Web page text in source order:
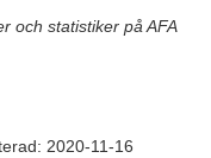
och statistiker på AFA
2020-11-16